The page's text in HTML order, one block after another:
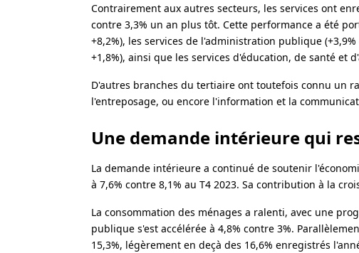
Contrairement aux autres secteurs, les services ont
contre 3,3% un an plus tôt. Cette performance a été
+8,2%), les services de l'administration publique
+1,8%), ainsi que les services d'éducation, de santé et
D'autres branches du tertiaire ont toutefois connu un
l'entreposage, ou encore l'information et la
Une demande intérieure qui
La demande intérieure a continué de soutenir
à 7,6% contre 8,1% au T4 2023. Sa contribution à la
La consommation des ménages a ralenti, avec une
publique s'est accélérée à 4,8% contre 3%.
15,3%, légèrement en deçà des 16,6% enregistrés